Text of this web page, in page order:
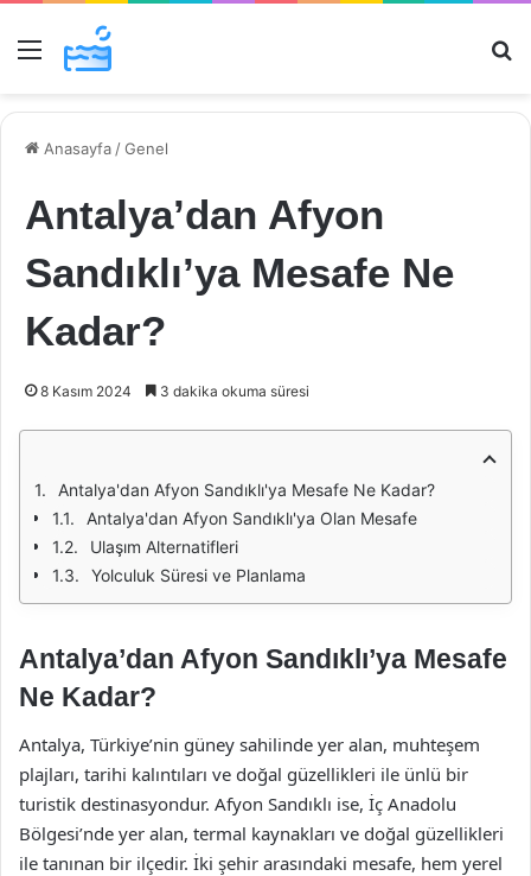
Menü
Anasayfa /Genel
Antalya’dan Afyon
Sandıklı’ya Mesafe Ne
Kadar?
8 Kasım 2024 3 dakika okuma süresi
Antalya'dan Afyon Sandıklı'ya Mesafe Ne Kadar?
Antalya'dan Afyon Sandıklı'ya Olan Mesafe
Ulaşım Alternatifleri
Yolculuk Süresi ve Planlama
Antalya’dan Afyon Sandıklı’ya Mesafe
Ne Kadar?
Antalya, Türkiye’nin güney sahilinde yer alan, muhteşem
plajları, tarihi kalıntıları ve doğal güzellikleri ile ünlü bir
turistik destinasyondur. Afyon Sandıklı ise, İç Anadolu
Bölgesi’nde yer alan, termal kaynakları ve doğal güzellikleri
ile tanınan bir ilçedir. İki şehir arasındaki mesafe, hem yerel